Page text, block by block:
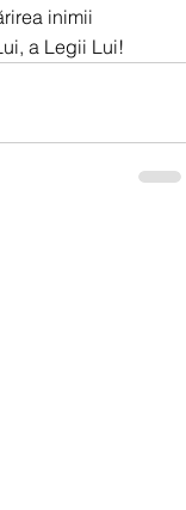
inimii
a Legii Lui!